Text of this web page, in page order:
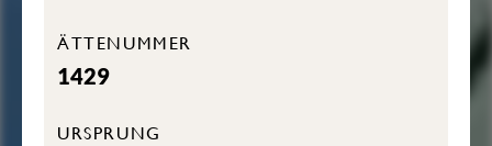
ÄTTENUMMER
1429
URSPRUNG